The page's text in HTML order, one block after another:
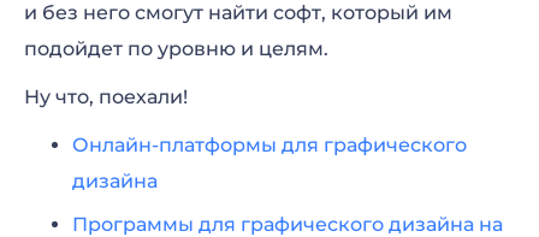
и без него смогут найти софт, который им
подойдет по уровню и целям.
Ну что, поехали!
Онлайн-платформы для графического
дизайна
Программы для графического дизайна на